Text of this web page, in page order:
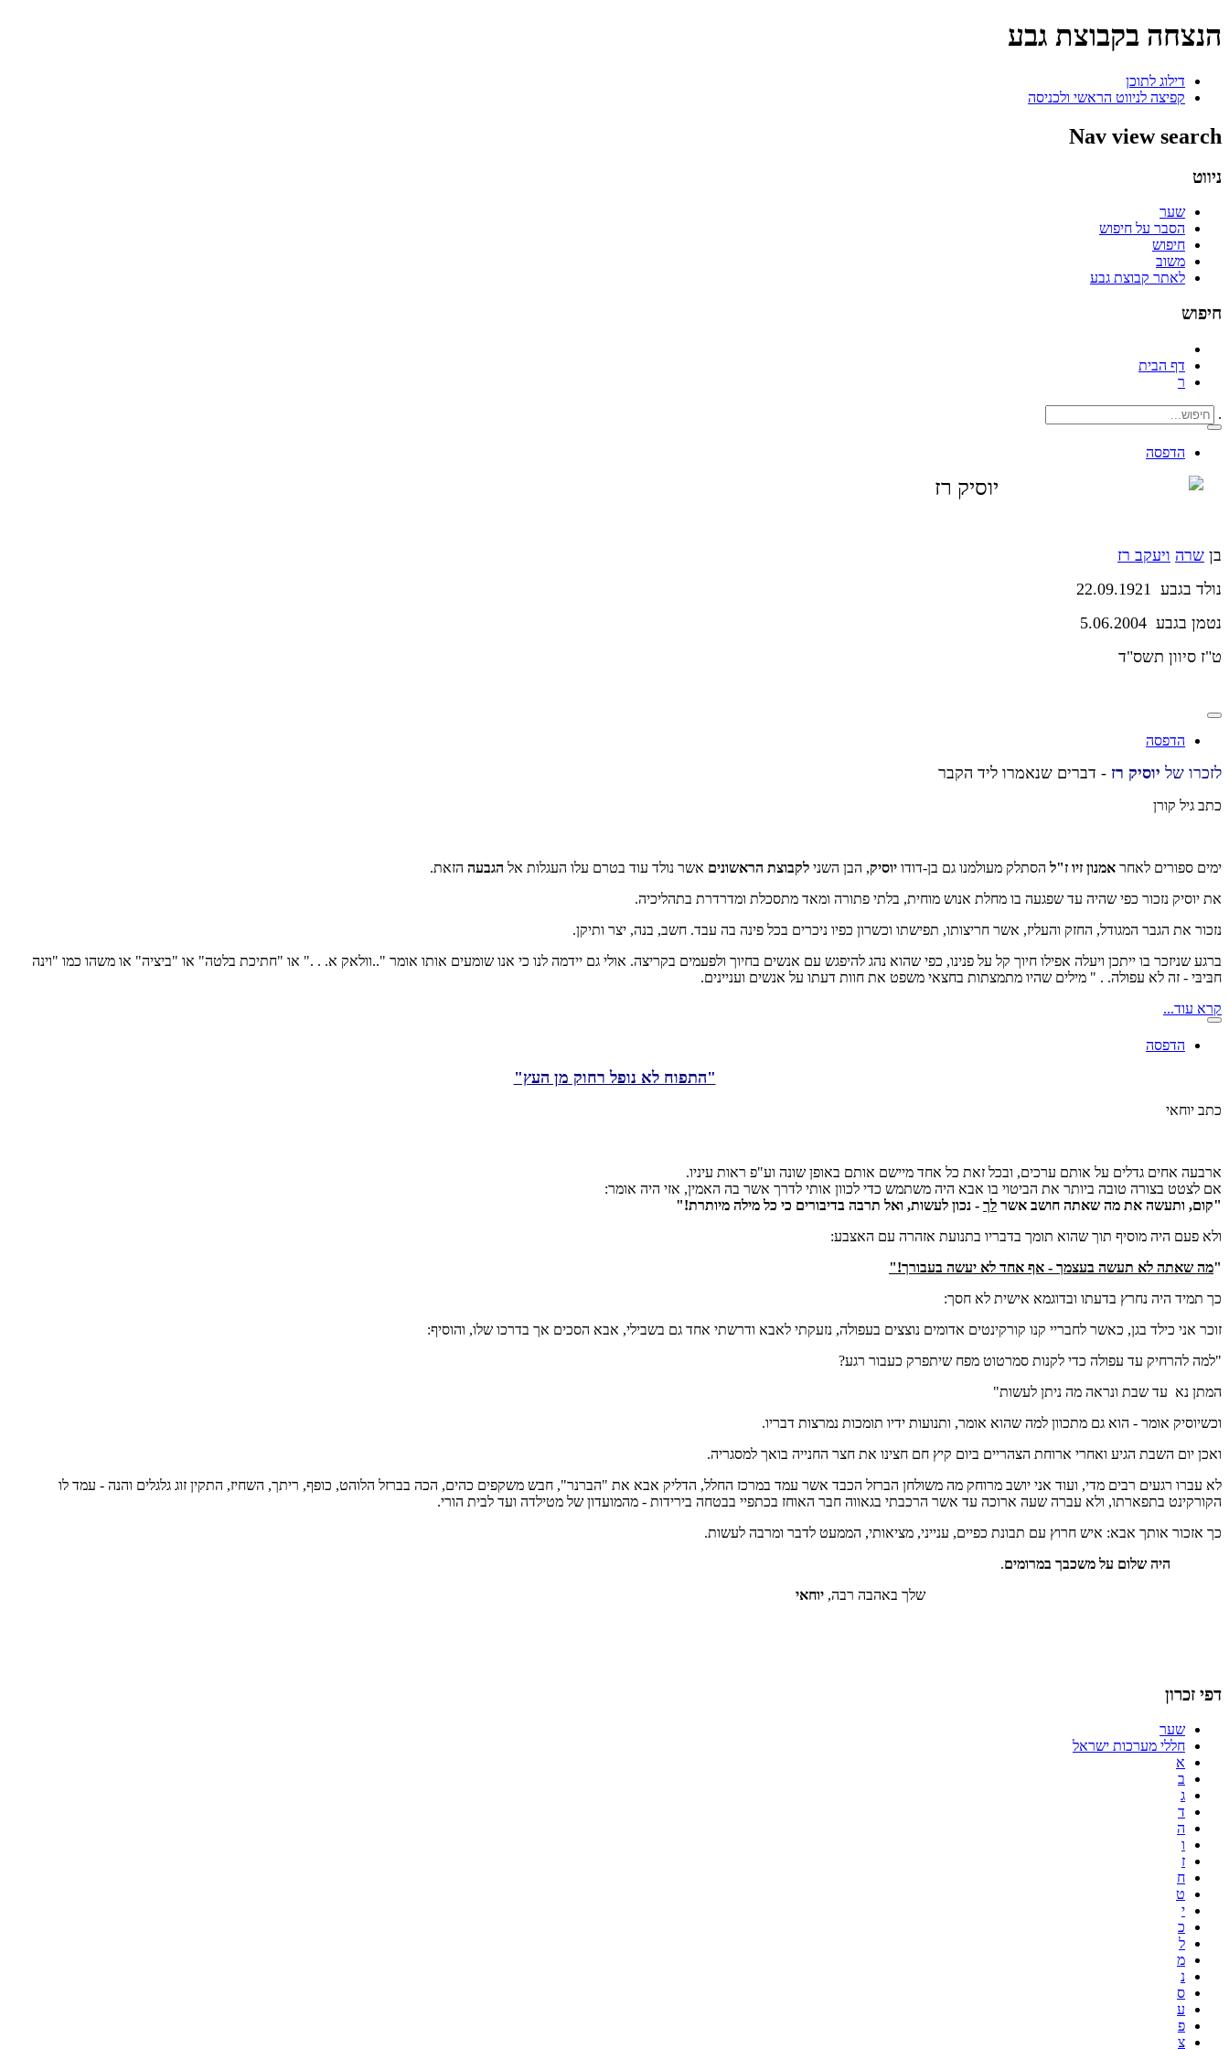
הנצחה בקבוצת גבע
דילוג לתוכן
קפיצה לניווט הראשי ולכניסה
Nav view search
ניווט
שער
הסבר על חיפוש
חיפוש
משוב
לאתר קבוצת גבע
חיפוש
דף הבית
ר
.
הדפסה
יוסיק רז
בן שרה ויעקב רז
נולד בגבע 22.09.1921
נטמן בגבע 5.06.2004
ט"ז סיוון תשס"ד
הדפסה
לזכרו של יוסיק רז - דברים שנאמרו ליד הקבר
כתב גיל קורן
ימים ספורים לאחר אמנון זיו ז"ל הסתלק מעולמנו גם בן-דודו יוסיק, הבן השני לקבוצת הראשונים אשר נולד עוד בטרם עלו העגלות אל הגבעה הזאת.
את יוסיק נזכור כפי שהיה עד שפגעה בו מחלת אנוש מוחית, בלתי פתורה ומאד מתסכלת ומדרדרת בתהליכיה.
נזכור את הגבר המגודל, החזק והעליז, אשר חריצותו, תפישתו וכשרון כפיו ניכרים בכל פינה בה עבד. חשב, בנה, יצר ותיקן.
ברגע שניזכר בו ייתכן ויעלה אפילו חיוך קל על פנינו, כפי שהוא נהג להיפגש עם אנשים בחיוך ולפעמים בקריצה. אולי גם יידמה לנו כי אנו שומעים אותו אומר "..וולאק א. . ." או "חתיכת בלטה" או "ביציה" או משהו כמו "וינה
חבּיבּי - זה לא עפולה. . " מילים שהיו מתמצתות בחצאי משפט את חוות דעתו על אנשים ועניינים.
קרא עוד...
הדפסה
"התפוח לא נופל רחוק מן העץ"
כתב יוחאי
ארבעה אחים גדלים על אותם ערכים, ובכל זאת כל אחד מיישם אותם באופן שונה וע"פ ראות עיניו.
אם לצטט בצורה טובה ביותר את הביטוי בו אבא היה משתמש כדי לכוון אותי לדרך אשר בה האמין, אזי היה אומר:
"קום, ותעשה את מה שאתה חושב אשר לך - נכון לעשות, ואל תרבה בדיבורים כי כל מילה מיותרת!"
ולא פעם היה מוסיף תוך שהוא תומך בדבריו בתנועת אזהרה עם האצבע:
"מה שאתה לא תעשה בעצמך - אף אחד לא יעשה בעבורך!"
כך תמיד היה נחרץ בדעתו ובדוגמא אישית לא חסך:
זוכר אני כילד בגן, כאשר לחבריי קנו קורקינטים אדומים נוצצים בעפולה, נזעקתי לאבא ודרשתי אחד גם בשבילי, אבא הסכים אך בדרכו שלו, והוסיף:
"למה להרחיק עד עפולה כדי לקנות סמרטוט מפח שיתפרק כעבור רגע?
המתן נא עד שבת ונראה מה ניתן לעשות"
וכשיוסיק אומר - הוא גם מתכוון למה שהוא אומר, ותנועות ידיו תומכות נמרצות דבריו.
ואכן יום השבת הגיע ואחרי ארוחת הצהריים ביום קיץ חם חצינו את חצר החנייה בואך למסגריה.
לא עברו רגעים רבים מדי, ועוד אני יושב מרוחק מה משולחן הברזל הכבד אשר עמד במרכז החלל, הדליק אבא את "הברנר", חבש משקפים כהים, הכה בברזל הלוהט, כופף, ריתך, השחיז, התקין זוג גלגלים והנה - עמד לו
הקורקינט בתפארתו, ולא עברה שעה ארוכה עד אשר הרכבתי בגאווה חבר האוחז בכתפיי בבטחה בירידות - מהמועדון של מטילדה ועד לבית הורי.
כך אזכור אותך אבא: איש חרוץ עם תבונת כפיים, ענייני, מציאותי, הממעט לדבר ומרבה לעשות.
היה שלום על משכבך במרומים.
שלך באהבה רבה, יוחאי
דפי זכרון
שער
חללי מערכות ישראל
א
ב
ג
ד
ה
ו
ז
ח
ט
י
כ
ל
מ
נ
ס
ע
פ
צ